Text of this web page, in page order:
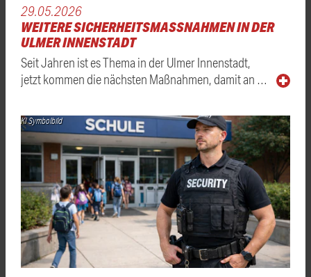
29.05.2026
WEITERE SICHERHEITSMASSNAHMEN IN DER U
LMER INNENSTADT
Seit Jahren ist es Thema in der Ulmer Innenstadt,
jetzt kommen die nächsten Maßnahmen, damit an …
KI Symbolbild